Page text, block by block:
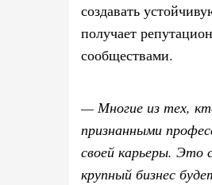
создавать
получает
сообществами.
— Многие из тех,
признанными
своей карьеры. Это
крупный бизнес